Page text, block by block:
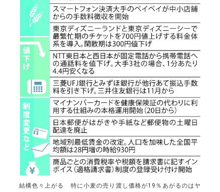
結構色々上がる 特に小麦の売り渡し価格が19％あがるのはヤ